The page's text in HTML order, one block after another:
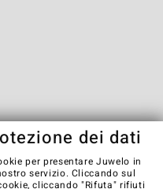
dei dati
per presentare Juwelo in
servizio. Cliccando sul
cliccando "Rifuta" rifiuti